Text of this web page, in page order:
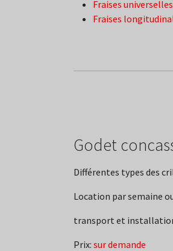
Fraises universelles
Fraises
Godet
Différentes types des
Location par semaine
transport et
Prix: sur demande